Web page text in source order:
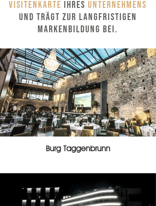
Visitenkarte Ihres Unternehmens
und trägt zur langfristigen
Markenbildung bei.
Burg Taggenbrunn